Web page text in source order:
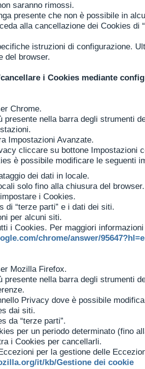
saranno rimossi.
presente che non è possibile in
alla cancellazione dei Cookies
istruzioni di configurazione.
del browser.
i Cookies mediante
Chrome.
presente nella barra degli strumenti
Impostazioni Avanzate.
cliccare su bottone Impostazioni
è possibile modificare le seguenti
dei dati in locale.
solo fino alla chiusura del browser.
i Cookies.
di “terze parti” e i dati dei siti.
per alcuni siti.
i Cookies. Per maggiori
chrome/answer/
Mozilla Firefox.
presente nella barra degli strumenti
Privacy dove è possibile
dai siti.
da “terze parti”.
per un periodo determinato (fino
i Cookies per cancellarli.
per la gestione delle
it/kb/Gestione dei cookie